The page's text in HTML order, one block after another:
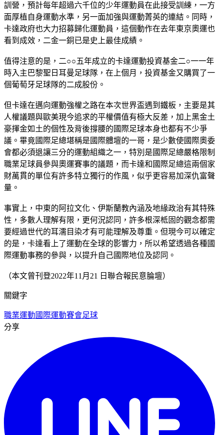
訓營，預計每年超過六千位的少年運動員在此接受訓練，一方
面厚植自身運動水準，另一面加強與運動菁英的連結。同時，
卡達政府也大力招募歸化運動員，這個動作在去年東京奧運也
看到成效，二金一銅已是史上最佳成績。
值得注意的是，二○○五年成立的卡達運動投資基金二○一一年
時入主巴黎聖日耳曼足球隊，在上個月，投資基金又購買了一
個葡萄牙足球隊的二成股份。
但卡達在邁向運動強權之路在本次世界盃遇到鐵板，主要是其
人權議題與歐美現今追求的平權價值有極大反差，加上黑金土
豪揮金如土的個性及背後撐腰的國際足球本身也都有不少爭
議。畢竟國際足總堪稱是國際體壇的一哥，是少數使國際奧委
會都必須退讓三分的運動組織之一，特別是國際足總嚴格限制
職業足球員參與奧運賽事的議題，而卡達和國際足總這兩個家
財萬貫的單位有許多特立獨行的作風，似乎更容易加深仇富聲
量。
事實上，中東的阿拉文化、伊斯蘭教內涵及地緣政治有其特殊
性，多數人理解有限，更何況認同，許多根深柢固的觀念都需
要經過世代的耳濡目染才有可能理解及尊重。但現今可以確定
的是，卡達看上了運動在全球的影響力，所以希望透過各種國
際運動事務的參與，以提升自己國際地位及認同。
（本文曾刊登2022年11月21 日聯合報民意腀壇）
關鍵字
職業運動 國際運動賽會足球
分享